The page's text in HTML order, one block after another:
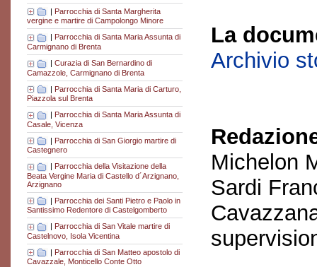
| Parrocchia di Santa Margherita
vergine e martire di Campolongo Minore
Parrocchia di Santa Maria Assunta di
Carmignano di Brenta
| Curazia di San Bernardino di
Camazzole, Carmignano di Brenta
| Parrocchia di Santa Maria di Carturo,
Piazzola sul Brenta
| Parrocchia di Santa Maria Assunta di
Casale, Vicenza
| Parrocchia di San Giorgio martire di
Castegnero
| Parrocchia della Visitazione della
Beata Vergine Maria di Castello d´Arzignano,
Arzignano
| Parrocchia dei Santi Pietro e Paolo in
Santissimo Redentore di Castelgomberto
Parrocchia di San Vitale martire di
Castelnovo, Isola Vicentina
| Parrocchia di San Matteo apostolo di
Cavazzale, Monticello Conte Otto
La
Archivio
Michelon
Sardi